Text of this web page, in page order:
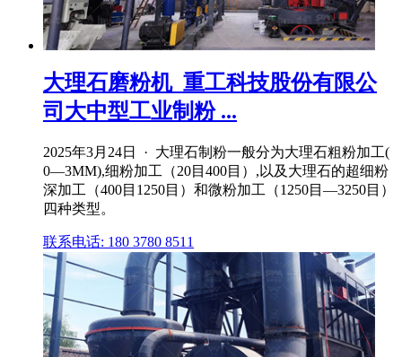
大理石磨粉机_重工科技股份有限公
司大中型工业制粉 ...
2025年3月24日 · 大理石制粉一般分为大理石粗粉加工(
0—3MM),细粉加工（20目400目）,以及大理石的超细粉
深加工（400目1250目）和微粉加工（1250目—3250目）
四种类型。
联系电话: 180 3780 8511